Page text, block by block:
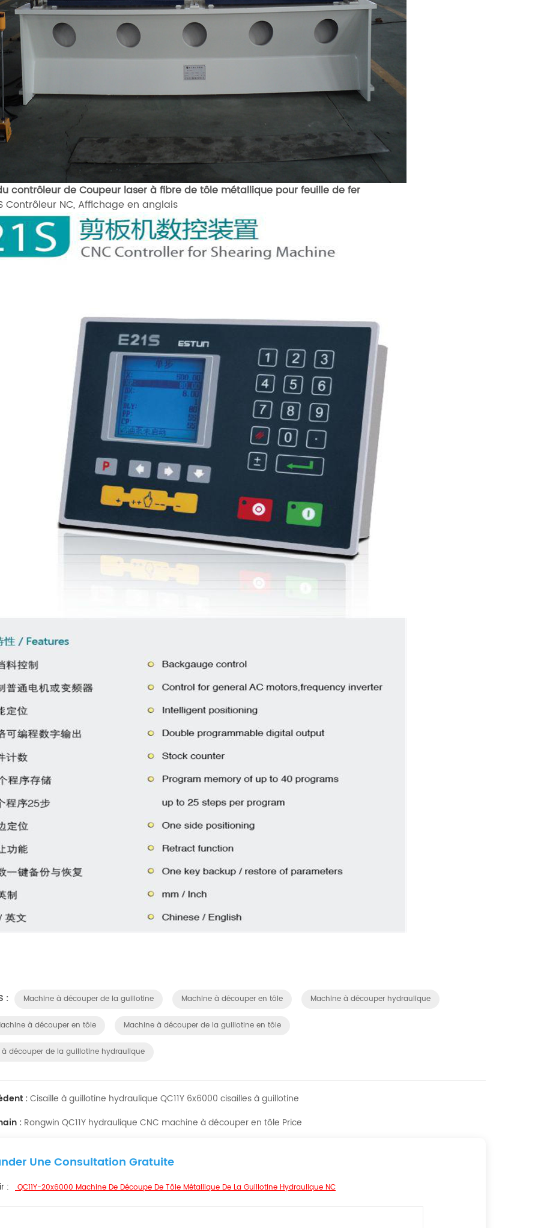
contrôleur deCoupeur laser à fibre de tôle métallique pour feuille de fer
Contrôleur NC, Affichage en anglais
: Machine à découper de la guillotine Machine à découper en tôle Machine à découper hydraulique
à découper en tôle Machine à découper de la guillotine en tôle
à découper de la guillotine hydraulique
:Cisaille à guillotine hydraulique QC11Y 6x6000 cisailles à guillotine
: Rongwin QC11Y hydraulique CNC machine à découper en tôle Price
Une Consultation Gratuite
: QC11Y-20x6000 Machine De Découpe De Tôle Métallique De La Guillotine Hydraulique NC